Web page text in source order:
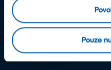
Pouze
Další
Tým klientského